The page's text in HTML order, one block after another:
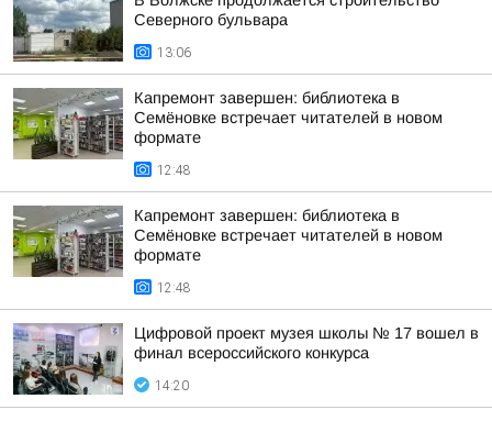
Северного бульвара
13:06
Капремонт завершен: библиотека в
Семёновке встречает читателей в новом
формате
12:48
Капремонт завершен: библиотека в
Семёновке встречает читателей в новом
формате
12:48
Цифровой проект музея школы № 17 вошел в
финал всероссийского конкурса
14:20